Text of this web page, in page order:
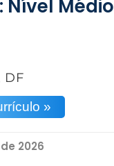
Nível Médio
DF
»
2026